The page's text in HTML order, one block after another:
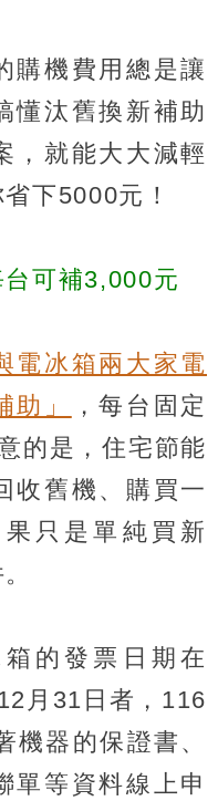
購機費用總是讓
懂汰舊換新補助
，就能大大減輕
下5000元！
可補3,000元
電冰箱兩大家電
」
，每台固定
的是，住宅節能
收舊機、購買一
只是單純買新
的發票日期在
月31日者，116
機器的保證書、
單等資料線上申